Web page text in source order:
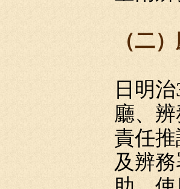
（二
日明
廳、
責任
及辨